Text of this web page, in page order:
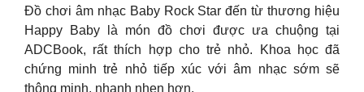
Đồ chơi âm nhạc Baby Rock Star đến từ thương hiệu
Happy Baby là món đồ chơi được ưa chuộng tại
ADCBook, rất thích hợp cho trẻ nhỏ. Khoa học đã
chứng minh trẻ nhỏ tiếp xúc với âm nhạc sớm sẽ
thông minh, nhanh nhẹn hơn.